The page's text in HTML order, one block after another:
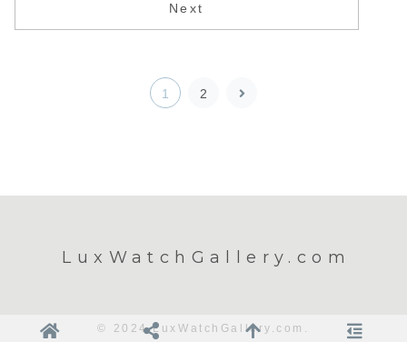
Next
1 2 次
LuxWatchGallery.com
© 2024 LuxWatchGallery.com.